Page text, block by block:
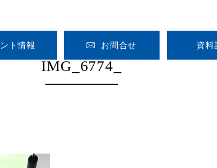
ト情報 お問合せ 資料
GALLERY
IMG_6774_